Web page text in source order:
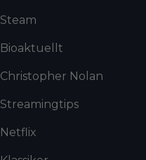
Steam
Bioaktuellt
Christopher Nolan
Streamingtips
Netflix